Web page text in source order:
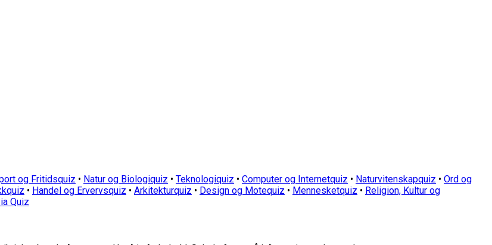
og Fritidsquiz • Natur og Biologiquiz • Teknologiquiz • Computer og Internetquiz • Naturvitenskapquiz • Ord og
• Handel og Ervervsquiz • Arkitekturquiz • Design og Motequiz • Mennesketquiz • Religion, Kultur og
Quiz